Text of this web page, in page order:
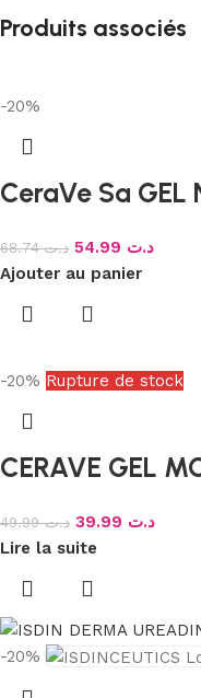
Produits associés
-20%
CeraVe Sa
د.ت68.74 د.ت
Ajouter au panier
-20% Rupture de stock
CERAVE GEL
د.ت49.99 د.ت
Lire la suite
-20%